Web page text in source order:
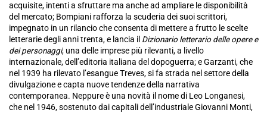
acquisite, intenti a sfruttare ma anche ad ampliare le disponibilità
del mercato; Bompiani rafforza la scuderia dei suoi scrittori,
impegnato in un rilancio che consenta di mettere a frutto le scelte
letterarie degli anni trenta, e lancia il Dizionario letterario delle opere e
dei personaggi, una delle imprese più rilevanti, a livello
internazionale, dell’editoria italiana del dopoguerra; e Garzanti, che
nel 1939 ha rilevato l’esangue Treves, si fa strada nel settore della
divulgazione e capta nuove tendenze della narrativa
contemporanea. Neppure è una novità il nome di Leo Longanesi,
che nel 1946, sostenuto dai capitali dell’industriale Giovanni Monti,